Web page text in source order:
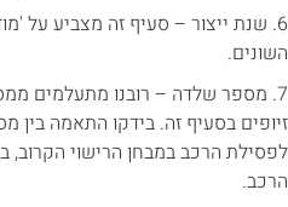
השונים.
7. מספר שלדה – רובנו מתעלמים
זיופים בסעיף זה. בידקו התאמה
לפסילת הרכב במבחן הרישוי
הרכב.